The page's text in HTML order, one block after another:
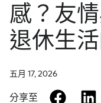
感？友
退休生
五月 17, 2026
分享至 facebook